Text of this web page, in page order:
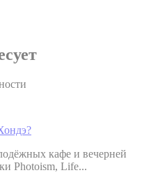
кафе и вечерней
Photoism, Life...